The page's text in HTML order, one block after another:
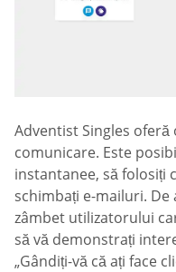
Adventist Singles
comunicare. Este
instantanee, să folosiți
schimbați e-mailuri.
zâmbet utilizatorului
să vă demonstrați
„Gândiți-vă că ați face